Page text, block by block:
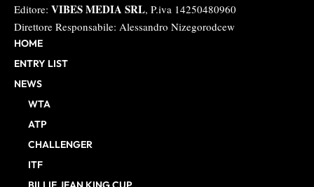
Editore: VIBES MEDIA SRL, P.iva 14250480960
Direttore Responsabile: Alessandro Nizegorodcew
HOME
ENTRY LIST
NEWS
WTA
ATP
CHALLENGER
ITF